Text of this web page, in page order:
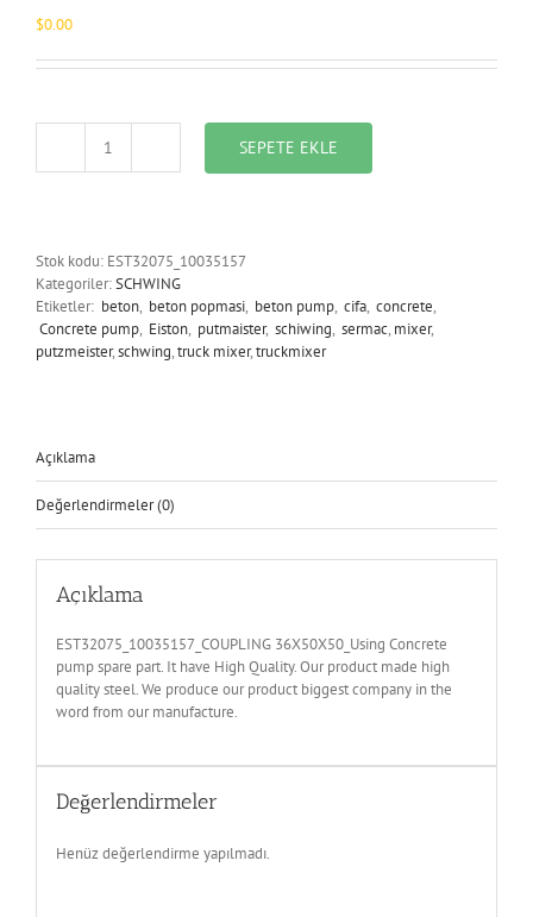
$0.00
EST32075_10035157_COUPLING
SEPETE EKLE
Stok kodu: EST32075_10035157
Kategoriler:SCHWING
Etiketler: beton, beton popmasi, beton pump, cifa, concrete,
Concrete pump, Eiston, putmaister, schiwing, sermac,mixer,
putzmeister,schwing,truck mixer,truckmixer
Açıklama
Değerlendirmeler (0)
Açıklama
EST32075_10035157_COUPLING 36X50X50_Using Concrete
pump spare part. It have High Quality. Our product made high
quality steel. We produce our product biggest company in the
word from our manufacture.
Değerlendirmeler
Henüz değerlendirme yapılmadı.